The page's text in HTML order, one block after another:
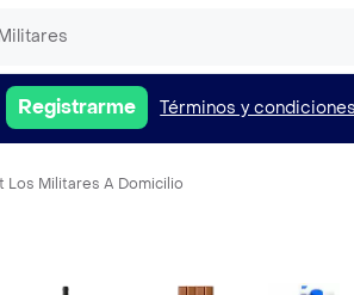
Registrarme Términos y condiciones
Los Militares A Domicilio